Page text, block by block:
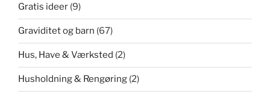
Gratis ideer (9)
Graviditet og barn (67)
Hus, Have & Værksted (2)
Husholdning & Rengøring (2)